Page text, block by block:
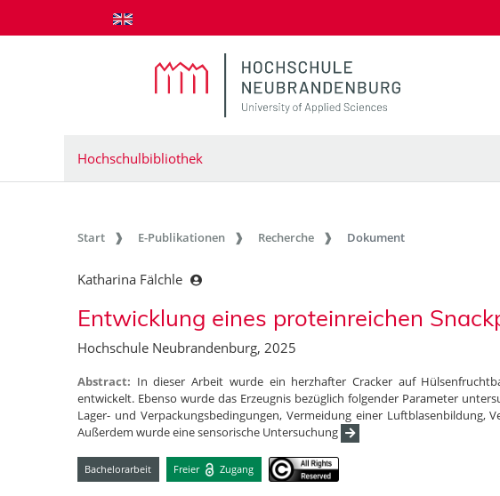
zum Inhalt springen
Hochschulbibliothek
Start E-Publikationen Recherche Dokument
Katharina Fälchle
Entwicklung eines proteinreichen
Hochschule Neubrandenburg, 2025
Abstract: In dieser Arbeit wurde ein herzhafter Cracker auf
entwickelt. Ebenso wurde das Erzeugnis bezüglich folgender Parameter
Lager- und Verpackungsbedingungen, Vermeidung einer Luftblasenbildung,
Außerdem wurde eine sensorische Untersuchung
Bachelorarbeit Freier Zugang